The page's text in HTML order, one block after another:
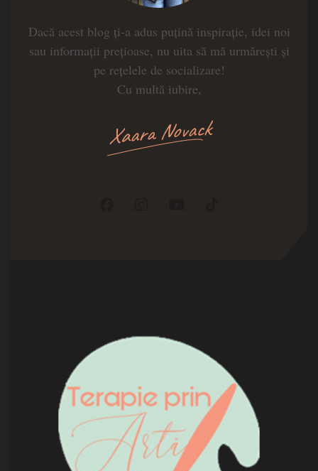
Dacă acest blog ți-a adus puțină inspirație, idei noi
sau informații prețioase, nu uita să mă urmărești și
pe rețelele de socializare!
Cu multă iubire,
Xaara Novack